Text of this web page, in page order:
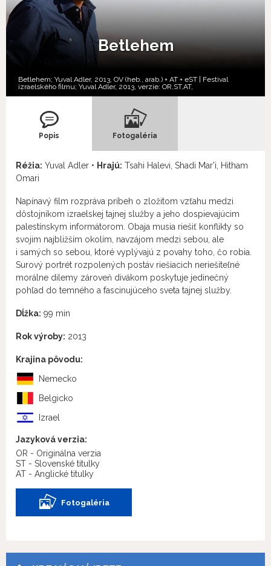
Betlehem
Betlehem; Yuval Adler, 2013, OV (heb., arab.) + AT + eST | Festival
izraelského filmu; Yuval Adler, 2013, verzie: OR, ST,AT,
Popis Fotogaléria
Réžia: Yuval Adler • Hrajú: Tsahi Halevi, Shadi Mar'i, Hitham
Omari
Napínavý film rozpráva príbeh o zložitom vzťahu medzi
dôstojníkom izraelskej tajnej služby a jeho dospievajúcim
palestínskym informátorom. Obaja musia riešiť konflikty so
svojim najbližším okolím, navzájom medzi sebou, ale
i samých so sebou, ktoré vyplývajú z povahy toho, čo robia.
Surový portrét rozpolených postáv riešiacich neriešiteľné
morálne dilemy zároveň divákom poskytuje jedinečný
pohľad do temného a fascinujúceho sveta tajnej služby.
Dĺžka: 99 min
Rok výroby: 2013
Krajina pôvodu:
Nemecko
Belgicko
Izrael
Jazyková verzia:
OR - Originálna verzia
ST - Slovenské titulky
AT - Anglické titulky
Fotogaléria